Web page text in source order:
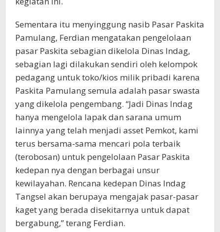
Sementara itu menyinggung nasib Pasar Paskita
Pamulang, Ferdian mengatakan pengelolaan
pasar Paskita sebagian dikelola Dinas Indag,
sebagian lagi dilakukan sendiri oleh kelompok
pedagang untuk toko/kios milik pribadi karena
Paskita Pamulang semula adalah pasar swasta
yang dikelola pengembang. “Jadi Dinas Indag
hanya mengelola lapak dan sarana umum
lainnya yang telah menjadi asset Pemkot, kami
terus bersama-sama mencari pola terbaik
(terobosan) untuk pengelolaan Pasar Paskita
kedepan nya dengan berbagai unsur
kewilayahan. Rencana kedepan Dinas Indag
Tangsel akan berupaya mengajak pasar-pasar
kaget yang berada disekitarnya untuk dapat
bergabung,” terang Ferdian.